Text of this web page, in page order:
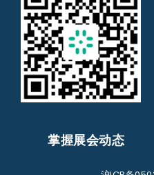
掌握展会动态